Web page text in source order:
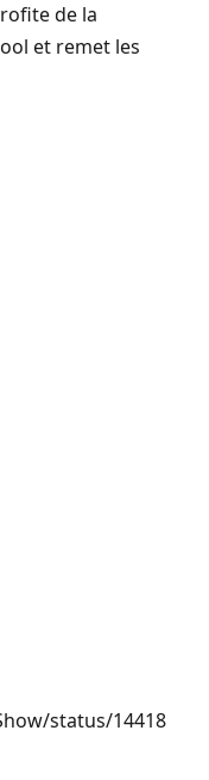
de la
et remet les
status/14418